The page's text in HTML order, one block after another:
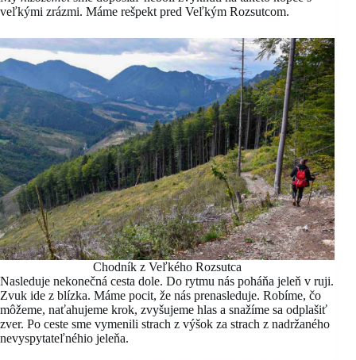
veľkými zrázmi. Máme rešpekt pred Veľkým Rozsutcom.
Chodník z Veľkého Rozsutca
Nasleduje nekonečná cesta dole. Do rytmu nás poháňa jeleň v ruji.
Zvuk ide z blízka. Máme pocit, že nás prenasleduje. Robíme, čo
môžeme, naťahujeme krok, zvyšujeme hlas a snažíme sa odplašiť
zver. Po ceste sme vymenili strach z výšok za strach z nadržaného
nevyspytateľnéhio jeleňa.